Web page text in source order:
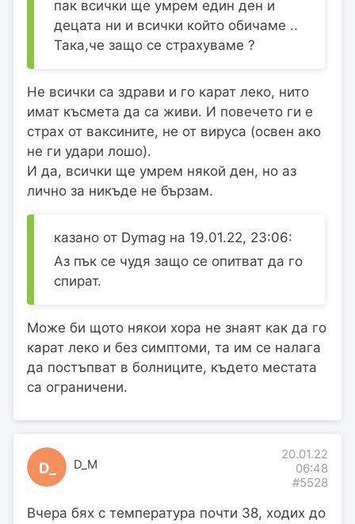
пак всички ще умрем един ден и
децата ни и всички който обичаме ..
Така,че защо се страхуваме ?
Не всички са здрави и го карат леко, нито
имат късмета да са живи. И повечето ги е
страх от ваксините, не от вируса (освен ако
не ги удари лошо).
И да, всички ще умрем някой ден, но аз
лично за никъде не бързам.
казано от Dymag на 19.01.22, 23:06:
Аз пък се чудя защо се опитват да го
спират.
Може би щото някои хора не знаят как да го
карат леко и без симптоми, та им се налага
да постъпват в болниците, където местата
са ограничени.
D_ D_M
20.01.22
06:48
#5528
Вчера бях с температура почти 38, ходих до